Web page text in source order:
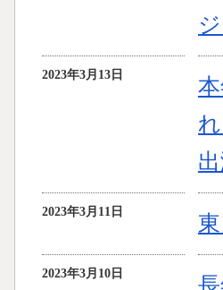
2023年3月13日
2023年3月11日
2023年3月10日